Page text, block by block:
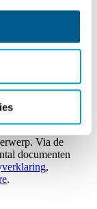
van de 1e
automatisch te
af te
bagageverzekering
begrippen
Via de
documenten
,
.